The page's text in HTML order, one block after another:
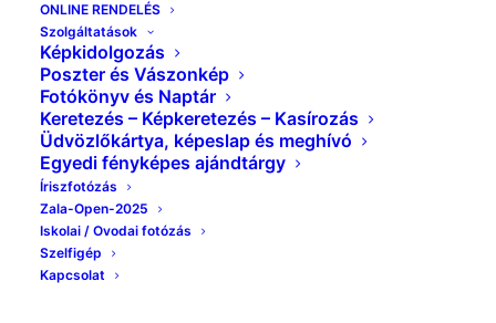
ONLINE RENDELÉS
Szolgáltatások
Képkidolgozás
Poszter és Vászonkép
Fotókönyv és Naptár
Keretezés – Képkeretezés – Kasírozás
Üdvözlőkártya, képeslap és meghívó
Egyedi fényképes ajándtárgy
Íriszfotózás
Zala-Open-2025
Iskolai / Ovodai fotózás
Szelfigép
Kapcsolat